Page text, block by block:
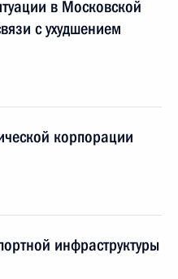
в Московской
с ухудшением
корпорации
инфраструктуры